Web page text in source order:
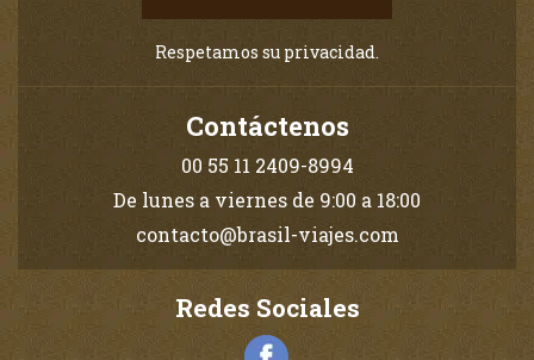
Respetamos su privacidad.
Contáctenos
00 55 11 2409-8994
De lunes a viernes de 9:00 a 18:00
contacto@brasil-viajes.com
Redes Sociales